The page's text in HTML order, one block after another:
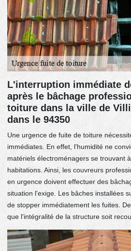
L'interruption immédiate
après le bâchage
toiture dans la ville de
dans le 94350
Une urgence de fuite de toiture
immédiates. En effet, l'humidité ne
matériels électroménagers se trouvant
habitations. Ainsi, les couvreurs
en urgence doivent effectuer des
situation l'exige. Les bâches installées
de stopper immédiatement les fuites.
que l'intégralité de la structure soit